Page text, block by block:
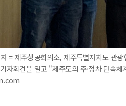
= 제주상공회의소, 제주특별자치도 관
자회견을 열고 "제주도의 주·정차 단속